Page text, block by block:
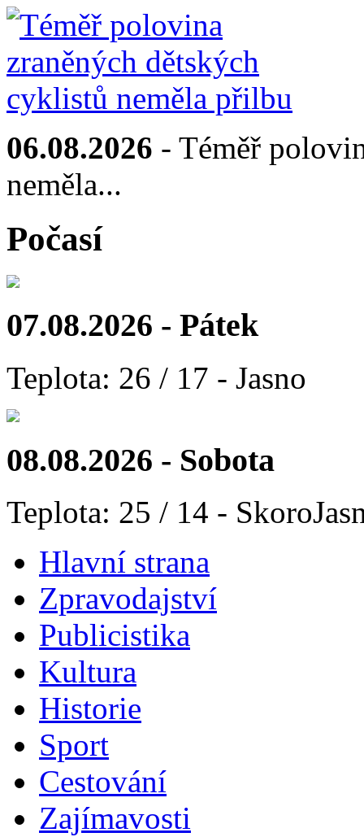
06.08.2026 - Téměř
neměla...
Počasí
07.08.2026 - Pátek
Teplota: 26 / 17 - Jasno
08.08.2026 - Sobota
Teplota: 25 / 14 -
Hlavní strana
Zpravodajství
Publicistika
Kultura
Historie
Sport
Cestování
Zajímavosti